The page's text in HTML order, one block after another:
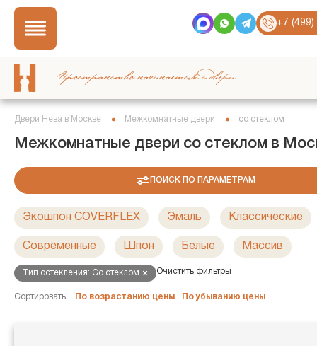
+7
Пространство начинается с двери
Двери Нева в Москве Межкомнатные двери со стеклом
Межкомнатные двери со стеклом в
ПОИСК ПО ПАРАМЕТРАМ
Экошпон COVERFLEX Эмаль Классические
Современные Шпон Белые Массив
Тип остекления: Со стеклом Очистить фильтры
Сортировать: По возрастанию цены По убыванию цены